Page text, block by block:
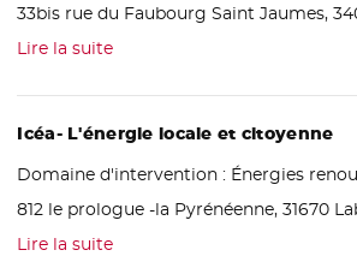
33bis rue du Faubourg Saint Jaumes,
Lire la suite
Icéa- L'énergie locale et citoyenne
Domaine d'intervention : Énergies
812 le prologue -la Pyrénéenne, 31670
Lire la suite